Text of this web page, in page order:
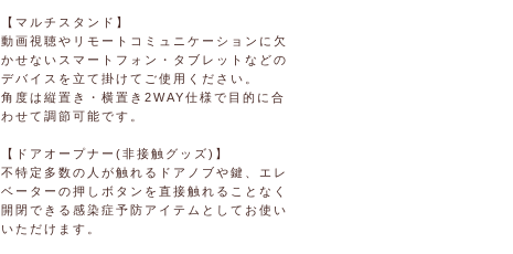
【マルチスタンド】
動画視聴やリモートコミュニケーションに欠
かせないスマートフォン・タブレットなどの
デバイスを立て掛けてご使用ください。
角度は縦置き・横置き2WAY仕様で目的に合
わせて調節可能です。
【ドアオープナー(非接触グッズ)】
不特定多数の人が触れるドアノブや鍵、エレ
ベーターの押しボタンを直接触れることなく
開閉できる感染症予防アイテムとしてお使い
いただけます。